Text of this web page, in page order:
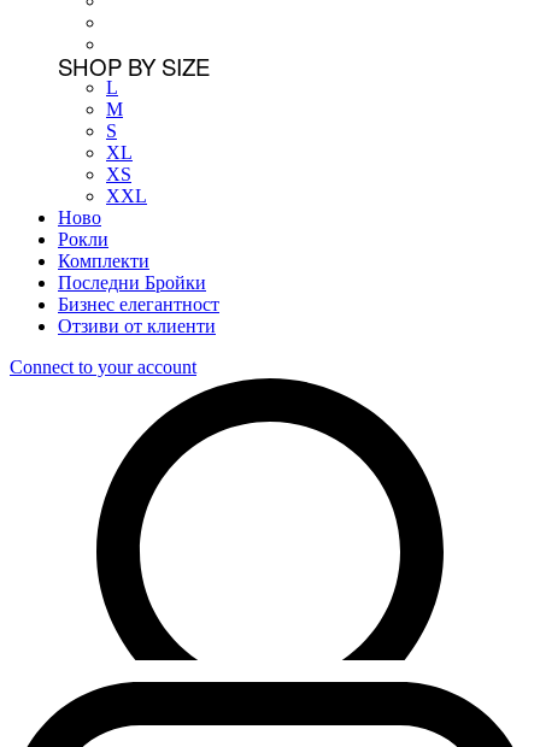
SHOP BY SIZE
L
M
S
XL
XS
XXL
Ново
Рокли
Комплекти
Последни Бройки
Бизнес елегантност
Отзиви от клиенти
Connect to your account